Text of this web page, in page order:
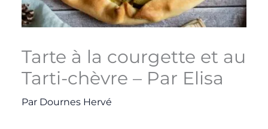
Tarte à la courgette et au
Tarti-chèvre – Par Elisa
Par Dournes Hervé